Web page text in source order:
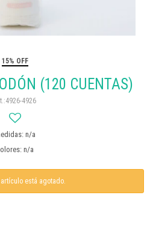
15% OFF
(120 CUENTAS)
4926-4926
n/a
n/a
artículo está agotado.